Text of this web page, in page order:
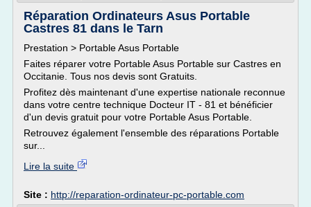
Réparation Ordinateurs Asus Portable
Castres 81 dans le Tarn
Prestation > Portable Asus Portable
Faites réparer votre Portable Asus Portable sur Castres en
Occitanie. Tous nos devis sont Gratuits.
Profitez dès maintenant d'une expertise nationale reconnue
dans votre centre technique Docteur IT - 81 et bénéficier
d'un devis gratuit pour votre Portable Asus Portable.
Retrouvez également l'ensemble des réparations Portable
sur...
Lire la suite
Site : http://reparation-ordinateur-pc-portable.com